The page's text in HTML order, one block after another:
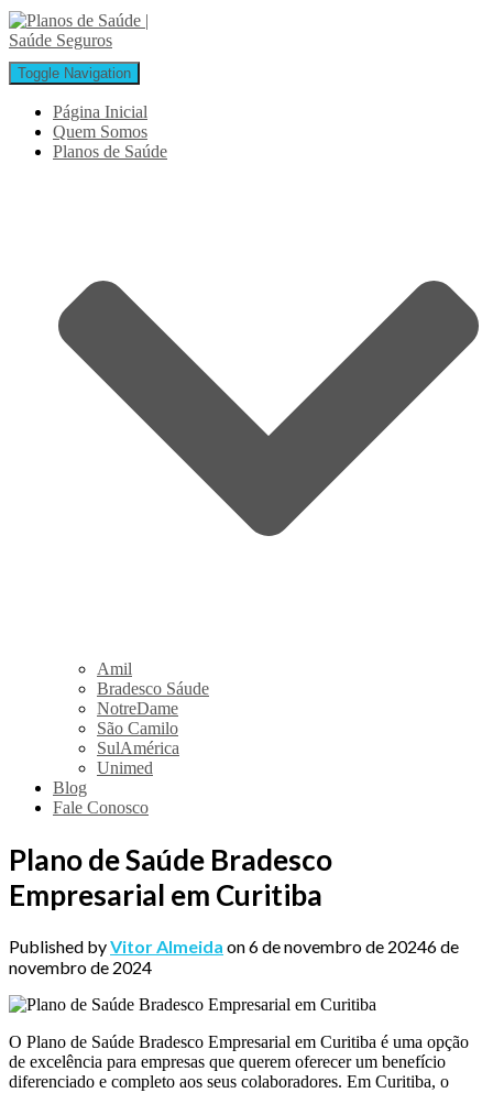
Toggle Navigation
Página Inicial
Quem Somos
Planos de Saúde
Amil
Bradesco Sáude
NotreDame
São Camilo
SulAmérica
Unimed
Blog
Fale Conosco
Plano de Saúde Bradesco
Empresarial em Curitiba
Published byVitor Almeida on6 de novembro de 20246 de
novembro de 2024
O Plano de Saúde Bradesco Empresarial em Curitiba é uma opção
de excelência para empresas que querem oferecer um benefício
diferenciado e completo aos seus colaboradores. Em Curitiba, o